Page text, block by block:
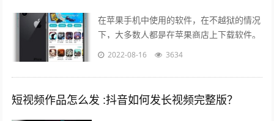
在苹果手机中使用的软件，在不越狱的情况
下，大多数人都是在苹果商店上下载软件。
但是还有其他的方法可以让你的手机中安装
2022-08-16 3634
短视频作品怎么发 :抖音如何发长视频完整版？